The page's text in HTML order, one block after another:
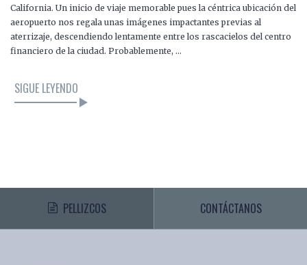
California. Un inicio de viaje memorable pues la céntrica ubicación del
aeropuerto nos regala unas imágenes impactantes previas al
aterrizaje, descendiendo lentamente entre los rascacielos del centro
financiero de la ciudad. Probablemente, …
SIGUE LEYENDO
PELLIZCOS CONTÁCTANOS